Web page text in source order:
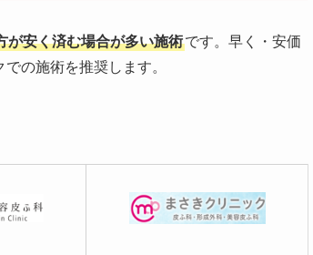
が安く済む場合が多い施術です。早く・安価
の施術を推奨します。